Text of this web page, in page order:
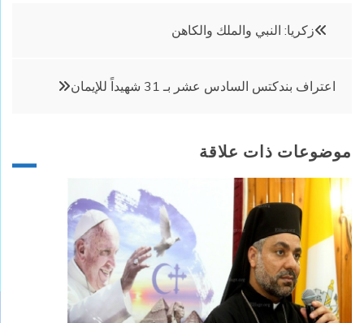
تصفّح
زكريا: النبي والملك والكاهن
اعتراف بندكتس السادس عشر بـ 31 شهيداً للإيمان
موضوعات ذات علاقة